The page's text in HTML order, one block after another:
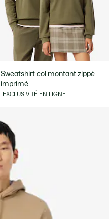
Sweatshirt col montant zippé
imprimé
EXCLUSIVITÉ EN LIGNE